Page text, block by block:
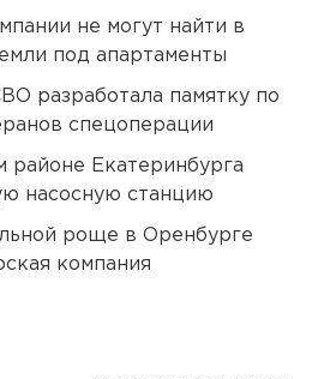
не могут найти в
под апартаменты
разработала памятку по
спецоперации
районе Екатеринбурга
насосную станцию
роще в Оренбурге
компания